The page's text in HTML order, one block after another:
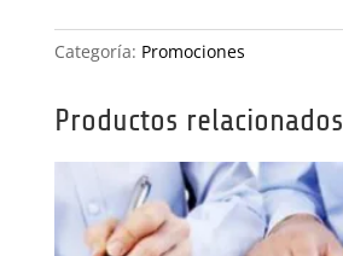
Categoría: Promociones
Productos relacionados